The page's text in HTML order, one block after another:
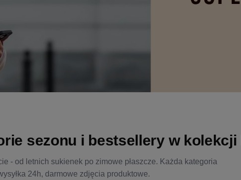
sezonu i bestsellery w kolekcji
- od letnich sukienek po zimowe płaszcze. Każda kategoria
24h, darmowe zdjęcia produktowe.